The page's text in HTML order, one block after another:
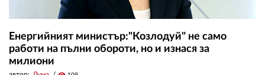
Енергийният министър:"Козлодуй" не само
работи на пълни обороти, но и изнася за
милиони